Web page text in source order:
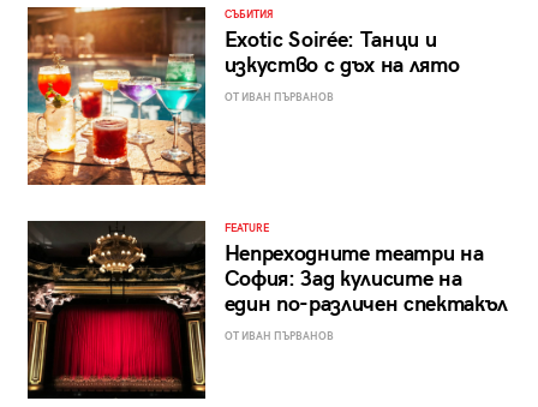
СЪБИТИЯ
Exotic Soirée: Танци и
изкуство с дъх на лято
ОТ ИВАН ПЪРВАНОВ
FEATURE
Непреходните театри на
София: Зад кулисите на
един по-различен спектакъл
ОТ ИВАН ПЪРВАНОВ